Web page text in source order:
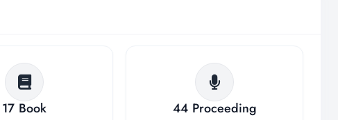
17 Book 44 Proceeding